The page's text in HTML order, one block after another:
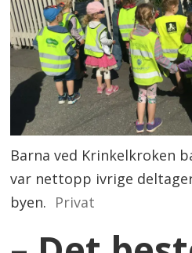
Barna ved Krinkelkroken
var nettopp ivrige
byen. Privat